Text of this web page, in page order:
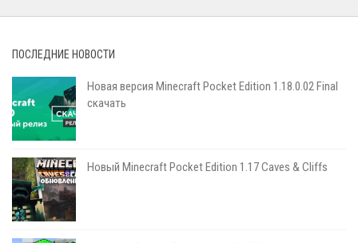
ПОСЛЕДНИЕ НОВОСТИ
Новая версия Minecraft Pocket Edition 1.18.0.02 Final
скачать
Новый Minecraft Pocket Edition 1.17 Сaves & Cliffs